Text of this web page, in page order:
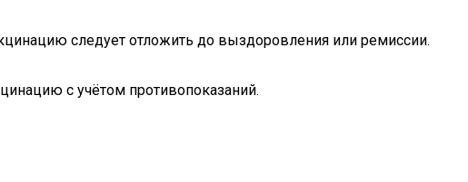
следует отложить до выздоровления или ремиссии.
с учётом противопоказаний.